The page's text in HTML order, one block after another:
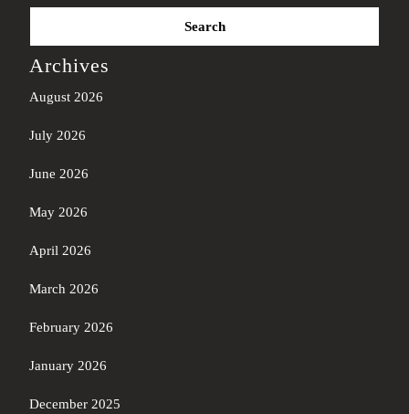
Search
Archives
August 2026
July 2026
June 2026
May 2026
April 2026
March 2026
February 2026
January 2026
December 2025